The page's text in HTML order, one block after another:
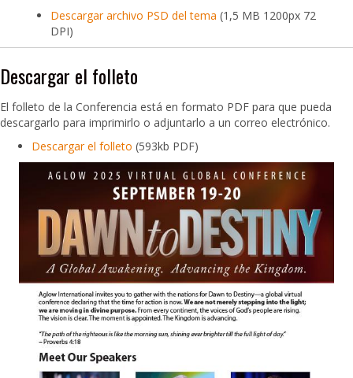
Descargar archivo PSD del tema (1,5 MB 1200px 72
DPI)
Descargar el folleto
El folleto de la Conferencia está en formato PDF para que pueda
descargarlo para imprimirlo o adjuntarlo a un correo electrónico.
Descargar el folleto (593kb PDF)